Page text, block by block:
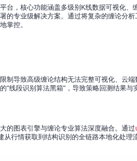
台，核心功能涵盖多级别K线数据可视化、
的专业级解决方案。通过将复杂的缠论分
掌控。
制导致高级缠论结构无法完整可视化、云
"线段识别算法黑箱"，导致策略回测结果
的图表引擎与缠论专业算法深度融合。通过
从行情获取到结构识别的全链路本地化处理